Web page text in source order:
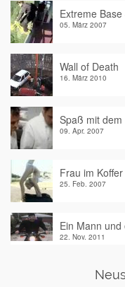
Extreme
05. März 2007
Wall of Death
16. März 2010
Spaß mit dem
09. Apr. 2007
Frau im Koffer
25. Feb. 2007
Ein Mann
22. Nov. 2011